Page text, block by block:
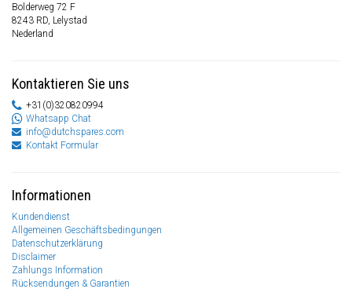
Bolderweg 72 F
8243 RD, Lelystad
Nederland
Kontaktieren Sie uns
+31(0)320820994
Whatsapp Chat
info@dutchspares.com
Kontakt Formular
Informationen
Kundendienst
Allgemeinen Geschäftsbedingungen
Datenschutzerklärung
Disclaimer
Zahlungs Information
Rücksendungen & Garantien